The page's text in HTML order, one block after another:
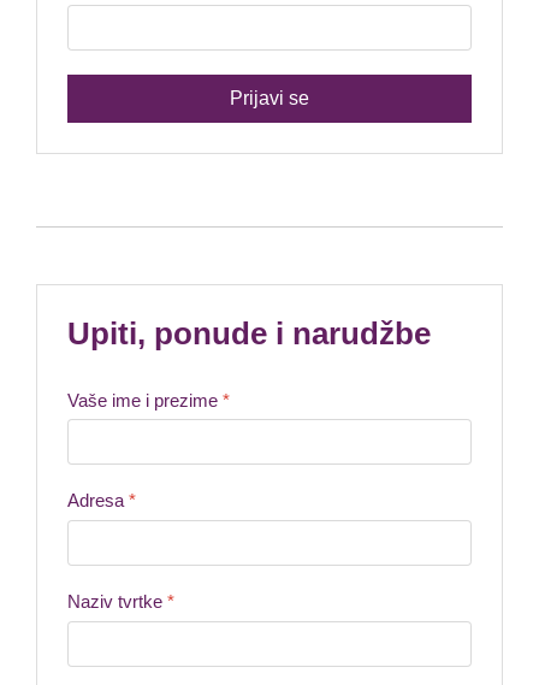
Prijavi se
Upiti, ponude i narudžbe
Vaše ime i prezime *
Adresa *
Naziv tvrtke *